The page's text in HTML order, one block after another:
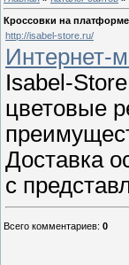
Кроссовки на
http://isabel-store.ru/
Интернет-
Isabel-
цветовые
Доставка
с
Всего комментариев: 0